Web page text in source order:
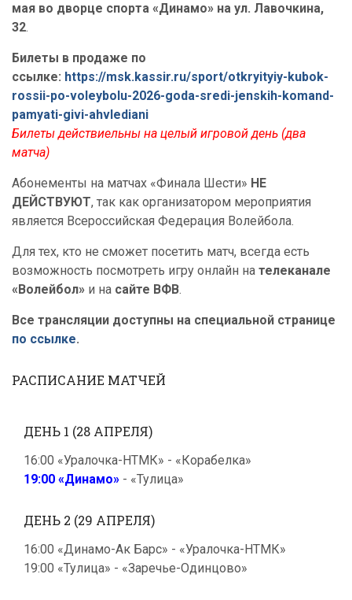
мая во дворце спорта «Динамо» на ул. Лавочкина,
32.
Билеты в продаже по
ссылке: https://msk.kassir.ru/sport/otkryityiy-kubok-
rossii-po-voleybolu-2026-goda-sredi-jenskih-komand-
pamyati-givi-ahvlediani
Билеты действиельны на целый игровой день (два
матча)
Абонементы на матчах «Финала Шести» НЕ
ДЕЙСТВУЮТ, так как организатором мероприятия
является Всероссийская Федерация Волейбола.
Для тех, кто не сможет посетить матч, всегда есть
возможность посмотреть игру онлайн на телеканале
«Волейбол» и на сайте ВФВ.
Все трансляции доступны на специальной странице
по ссылке.
РАСПИСАНИЕ МАТЧЕЙ
ДЕНЬ 1 (28 АПРЕЛЯ)
16:00 «Уралочка-НТМК» - «Корабелка»
19:00 «Динамо» - «Тулица»
ДЕНЬ 2 (29 АПРЕЛЯ)
16:00 «Динамо-Ак Барс» - «Уралочка-НТМК»
19:00 «Тулица» - «Заречье-Одинцово»